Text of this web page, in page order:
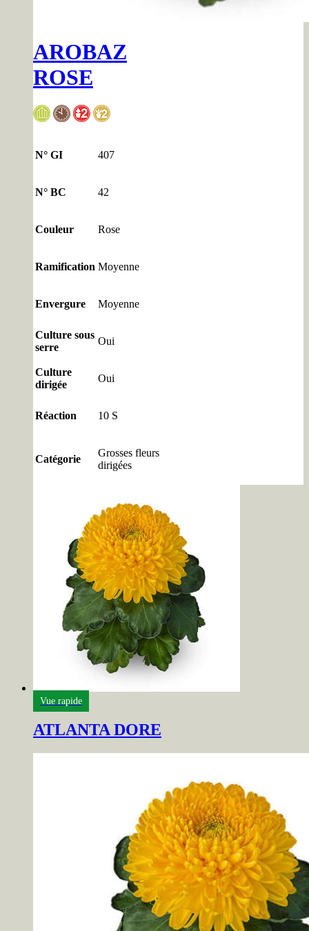
AROBAZ
ROSE
N° GI 407
N° BC 42
Couleur Rose
Ramification Moyenne
Envergure Moyenne
Culture sous
serre
Oui
Culture
dirigée
Oui
Réaction 10 S
Catégorie
Grosses fleurs
dirigées
Vue rapide
ATLANTA DORE